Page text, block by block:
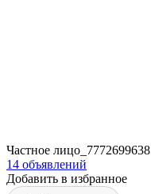
Частное лицо_7772699638
14 объявлений
Добавить в избранное